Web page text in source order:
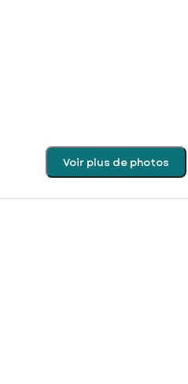
Voir plus de photos